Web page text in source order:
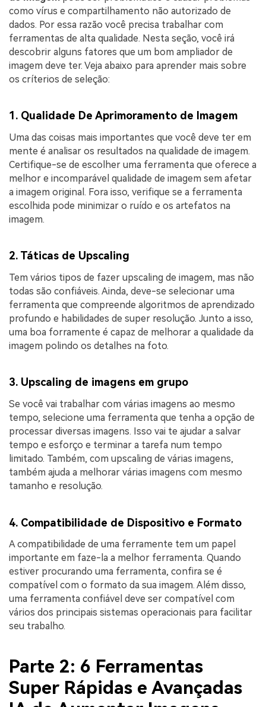
como vírus e compartilhamento não autorizado de
dados. Por essa razão você precisa trabalhar com
ferramentas de alta qualidade. Nesta seção, você irá
descobrir alguns fatores que um bom ampliador de
imagem deve ter. Veja abaixo para aprender mais sobre
os críterios de seleção:
1. Qualidade De Aprimoramento de Imagem
Uma das coisas mais importantes que você deve ter em
mente é analisar os resultados na qualidade de imagem.
Certifique-se de escolher uma ferramenta que oferece a
melhor e incomparável qualidade de imagem sem afetar
a imagem original. Fora isso, verifique se a ferramenta
escolhida pode minimizar o ruído e os artefatos na
imagem.
2. Táticas de Upscaling
Tem vários tipos de fazer upscaling de imagem, mas não
todas são confiáveis. Ainda, deve-se selecionar uma
ferramenta que compreende algoritmos de aprendizado
profundo e habilidades de super resolução. Junto a isso,
uma boa forramente é capaz de melhorar a qualidade da
imagem polindo os detalhes na foto.
3. Upscaling de imagens em grupo
Se você vai trabalhar com várias imagens ao mesmo
tempo, selecione uma ferramenta que tenha a opção de
processar diversas imagens. Isso vai te ajudar a salvar
tempo e esforço e terminar a tarefa num tempo
limitado. Também, com upscaling de várias imagens,
também ajuda a melhorar várias imagens com mesmo
tamanho e resolução.
4. Compatibilidade de Dispositivo e Formato
A compatibilidade de uma ferramente tem um papel
importante em faze-la a melhor ferramenta. Quando
estiver procurando uma ferramenta, confira se é
compatível com o formato da sua imagem. Além disso,
uma ferramenta confiável deve ser compatível com
vários dos principais sistemas operacionais para facilitar
seu trabalho.
Parte 2: 6 Ferramentas
Super Rápidas e Avançadas